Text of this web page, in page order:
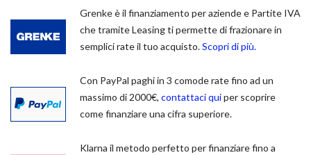
Grenke è il finanziamento per aziende e Partite IVA
che tramite Leasing ti permette di frazionare in
semplici rate il tuo acquisto.Scopri di più.
Con PayPal paghi in 3 comode rate fino ad un
massimo di 2000€, contattaci quiper scoprire
come finanziare una cifra superiore.
Klarna il metodo perfetto per finanziare fino a